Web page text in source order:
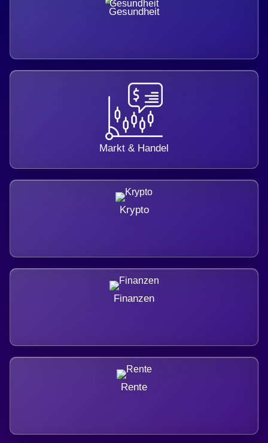
Gesundheit
Markt & Handel
Krypto
Finanzen
Rente